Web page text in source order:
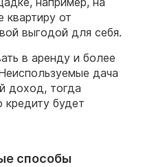
квартиру от
выгодой для себя.
в аренду и более
дача
доход, тогда
кредиту будет
способы